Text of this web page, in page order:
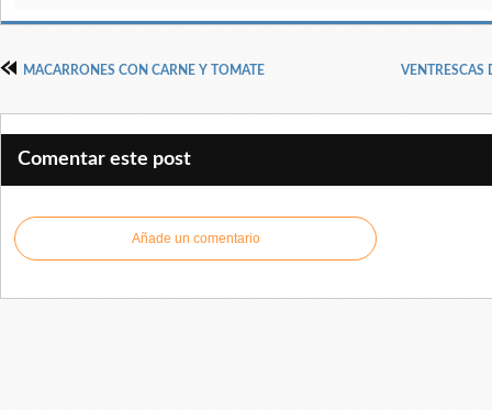
MACARRONES CON CARNE Y TOMATE VENTRESCAS
Comentar este post
Añade un comentario